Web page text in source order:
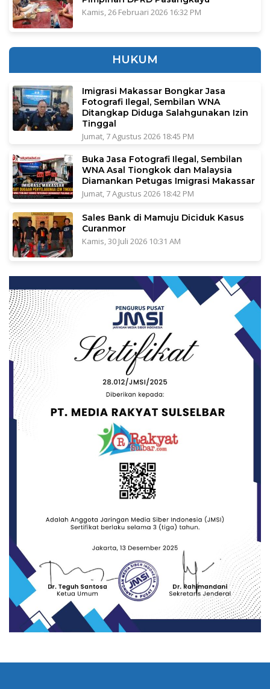
Kamis, 26 Februari 2026 16:32 PM
HUKUM
Imigrasi Makassar Bongkar Jasa
Fotografi Ilegal, Sembilan WNA
Ditangkap Diduga Salahgunakan Izin
Tinggal
Jumat, 7 Agustus 2026 18:45 PM
Buka Jasa Fotografi Ilegal, Sembilan
WNA Asal Tiongkok dan Malaysia
Diamankan Petugas Imigrasi Makassar
Jumat, 7 Agustus 2026 18:42 PM
Sales Bank di Mamuju Diciduk Kasus
Curanmor
Kamis, 30 Juli 2026 10:31 AM